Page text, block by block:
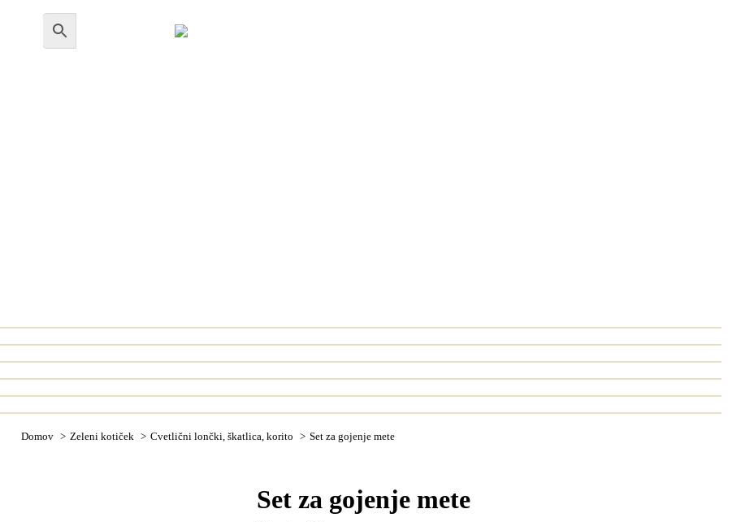
You are here:
Domov Zeleni kotiček Cvetlični lončki, škatlica, korito Set za gojenje mete
Set za gojenje mete